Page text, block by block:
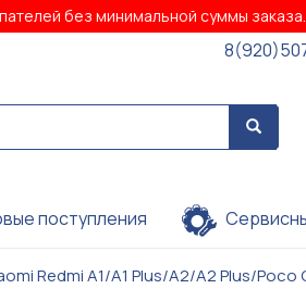
без минимальной суммы
поступления
Redmi A1/A1 Plus/A2/A2 Plus/